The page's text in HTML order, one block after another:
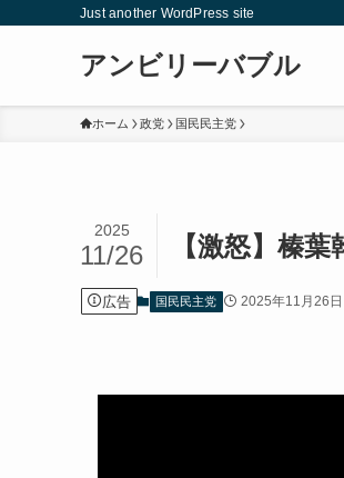
Just another WordPress site
アンビリーバブル
ホーム 政党 国民民主党
【激怒】榛
2025
11/26
広告 国民民主党 2025年11月26日